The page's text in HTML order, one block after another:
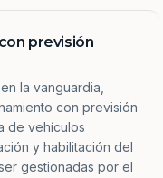
previsión
la vanguardia,
con previsión
de vehículos
y habilitación del
gestionadas por el